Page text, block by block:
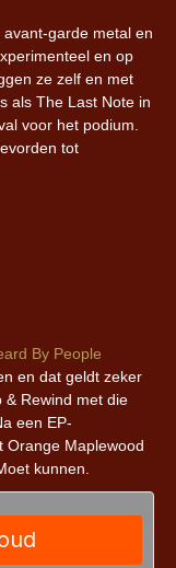
garde metal en
en op
ze zelf en met
als The Last Note in
voor het podium.
tot
By People
en dat geldt zeker
& Rewind met die
een EP-
Orange Maplewood
kunnen.